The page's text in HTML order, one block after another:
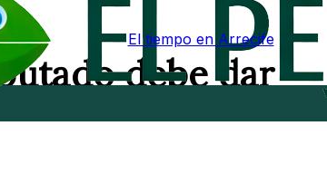
El tiempo en Arrecife
debe dar